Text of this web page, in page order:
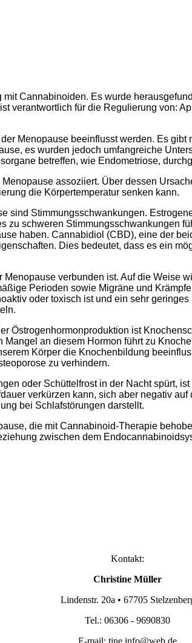
Cannabinoiden. Es wurde
verantwortlich für die Regulierung von:
Menopause beeinflusst werden. Es
es wurden jedoch umfangreiche
betreffen, wie Endometriose,
assoziiert. Über dessen
die Körpertemperatur senken kann.
sind Stimmungsschwankungen.
zu schweren Stimmungsschwankungen
haben. Cannabidiol (CBD), eine der
Dies bedeutet, dass es ein
verbunden ist. Auf die Weise
Perioden sowie Migräne und
oder toxisch ist und ein sehr
Östrogenhormonproduktion ist
an diesem Hormon führt zu
Körper die Knochenbildung
zu verhindern.
oder Schüttelfrost in der Nacht spürt,
verkürzen kann, sich aber negativ
bei Schlafstörungen darstellt.
die mit Cannabinoid-Therapie
zwischen dem
Kontakt:
Christine Müller
Lindenstr. 20a • 67705
Tel.: 06306 - 9690830
E-mail:tine.info@web.de